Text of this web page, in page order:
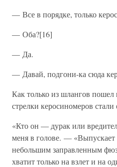
— Все в порядке, только
— Оба?[16]
— Да.
— Давай, подгони-ка сюда
Как только из шлангов
стрелки керосиномеров
«Кто он — дурак или
меня в голове. — «Выпускает
небольшим заправленным
хватит только на взлет и на